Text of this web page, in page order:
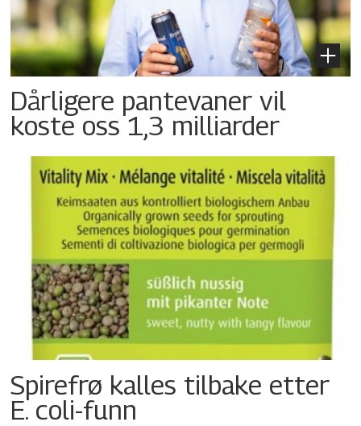
Dårligere pantevaner vil
koste oss 1,3 milliarder
Spirefrø kalles tilbake etter
E. coli-funn